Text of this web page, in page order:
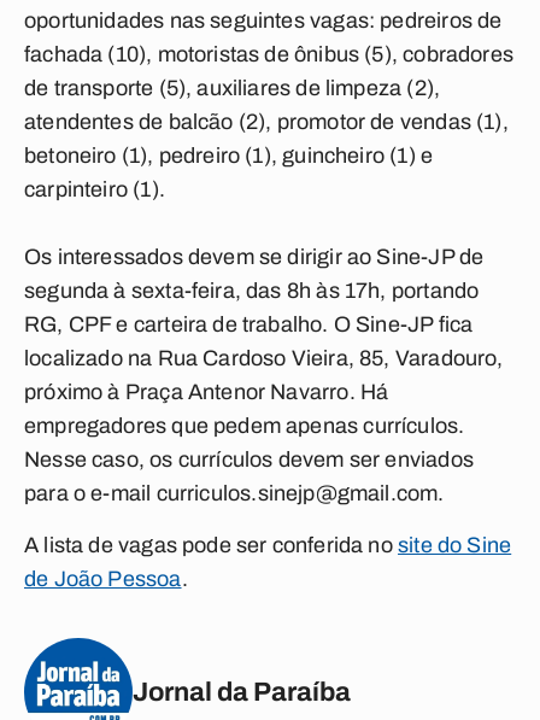
oportunidades nas seguintes vagas: pedreiros de
fachada (10), motoristas de ônibus (5), cobradores
de transporte (5), auxiliares de limpeza (2),
atendentes de balcão (2), promotor de vendas (1),
betoneiro (1), pedreiro (1), guincheiro (1) e
carpinteiro (1).
Os interessados devem se dirigir ao Sine-JP de
segunda à sexta-feira, das 8h às 17h, portando
RG, CPF e carteira de trabalho. O Sine-JP fica
localizado na Rua Cardoso Vieira, 85, Varadouro,
próximo à Praça Antenor Navarro. Há
empregadores que pedem apenas currículos.
Nesse caso, os currículos devem ser enviados
para o e-mail curriculos.sinejp@gmail.com.
A lista de vagas pode ser conferida nosite do Sine
de João Pessoa.
Jornal da Paraíba